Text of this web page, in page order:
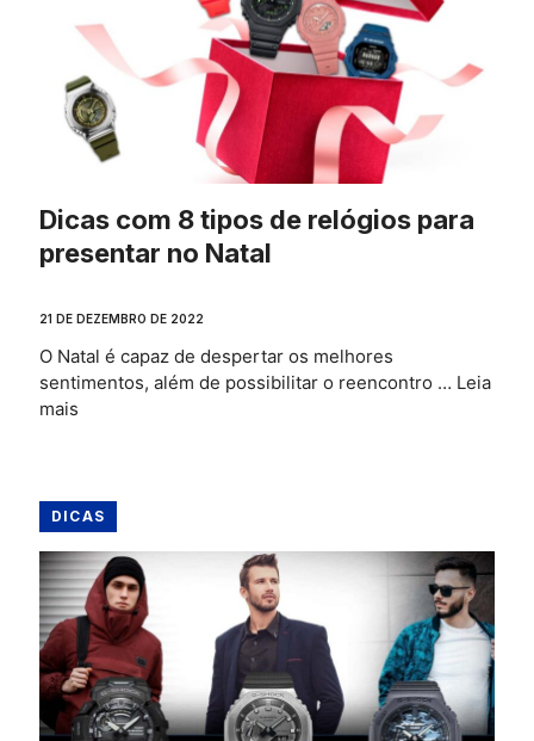
Dicas com 8 tipos de relógios para
presentar no Natal
21 DE DEZEMBRO DE 2022
O Natal é capaz de despertar os melhores
sentimentos, além de possibilitar o reencontro … Leia
mais
DICAS